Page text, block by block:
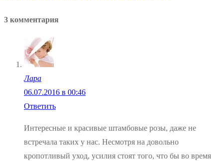
3 комментария
Лара
06.07.2016 в 00:46
Ответить
Интересные и красивые штамбовые розы, даже не
встречала таких у нас. Несмотря на довольно
кропотливый уход, усилия стоят того, что бы во время